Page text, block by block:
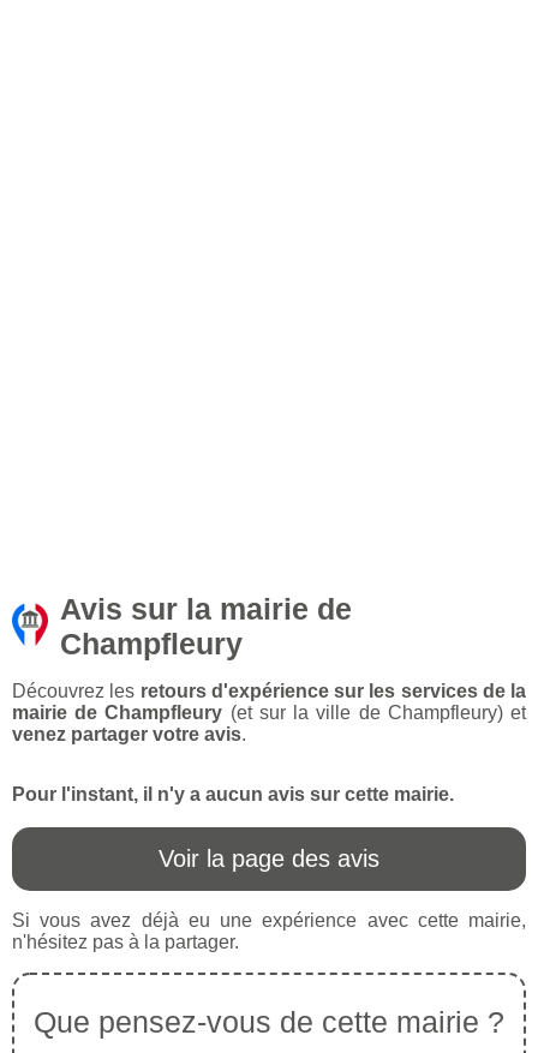
Avis sur la mairie de
Champfleury
Découvrez les retours d'expérience sur les services de la
mairie de Champfleury (et sur la ville de Champfleury) et
venez partager votre avis.
Pour l'instant, il n'y a aucun avis sur cette mairie.
Voir la page des avis
Si vous avez déjà eu une expérience avec cette mairie,
n'hésitez pas à la partager.
Que pensez-vous de cette mairie ?